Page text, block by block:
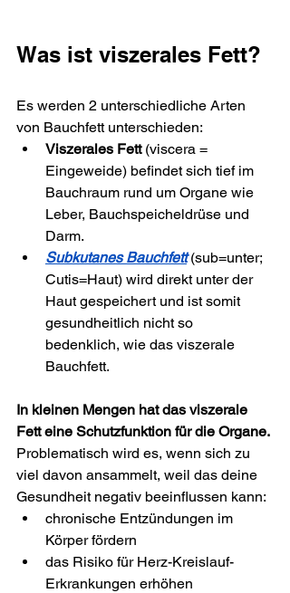
Was ist viszerales Fett?
Es werden 2 unterschiedliche Arten
von Bauchfett unterschieden:
Viszerales Fett (viscera =
Eingeweide) befindet sich tief im
Bauchraum rund um Organe wie
Leber, Bauchspeicheldrüse und
Darm.
Subkutanes Bauchfett (sub=unter;
Cutis=Haut) wird direkt unter der
Haut gespeichert und ist somit
gesundheitlich nicht so
bedenklich, wie das viszerale
Bauchfett.
In kleinen Mengen hat das viszerale
Fett eine Schutzfunktion für die Organe.
Problematisch wird es, wenn sich zu
viel davon ansammelt, weil das deine
Gesundheit negativ beeinflussen kann:
chronische Entzündungen im
Körper fördern
das Risiko für Herz-Kreislauf-
Erkrankungen erhöhen